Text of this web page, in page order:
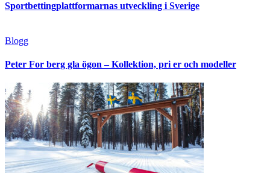
Sportbettingplattformarnas utveckling i Sverige
Blogg
Peter For berg gla ögon – Kollektion, pri er och modeller